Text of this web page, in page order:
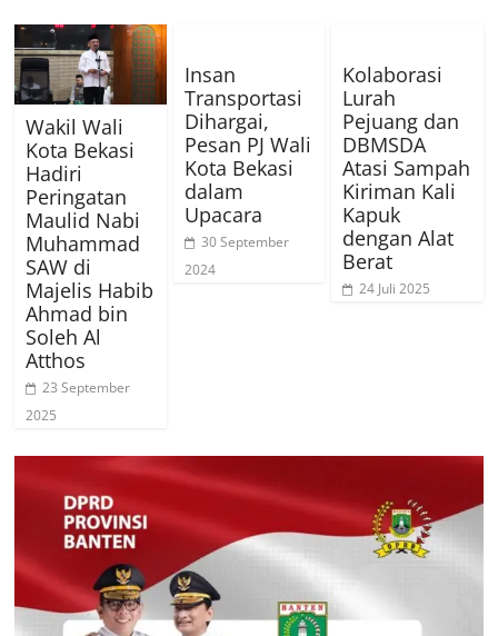
Wakil Wali
Kota Bekasi
Hadiri
Peringatan
Maulid Nabi
Muhammad
SAW di
Majelis Habib
Ahmad bin
Soleh Al
Atthos
23 September
2025
Insan
Transportasi
Dihargai,
Pesan PJ Wali
Kota Bekasi
dalam
Upacara
30 September
2024
Kolaborasi
Lurah
Pejuang dan
DBMSDA
Atasi Sampah
Kiriman Kali
Kapuk
dengan Alat
Berat
24 Juli 2025